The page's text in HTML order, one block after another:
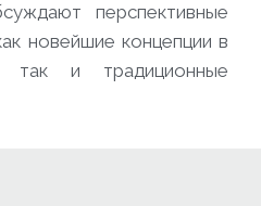
перспективные
новейшие концепции в
так и традиционные